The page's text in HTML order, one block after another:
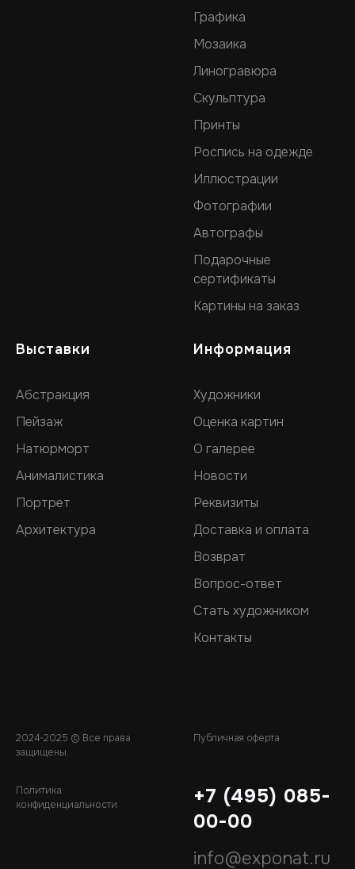
Графика
Мозаика
Линогравюра
Скульптура
Принты
Роспись на одежде
Иллюстрации
Фотографии
Автографы
Подарочные
сертификаты
Картины на заказ
Выставки
Абстракция
Пейзаж
Натюрморт
Анималистика
Портрет
Архитектура
Информация
Художники
Оценка картин
О галерее
Новости
Реквизиты
Доставка и оплата
Возврат
Вопрос-ответ
Стать художником
Контакты
2024-2025 © Все права
защищены.
Публичная оферта
Политика
конфиденциальности
+7 (495) 085-
00-00
info@exponat.ru